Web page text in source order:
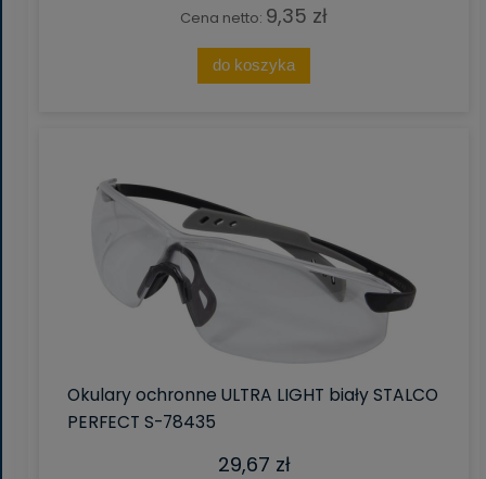
Cena netto: 9,35 zł
do koszyka
Okulary ochronne ULTRA LIGHT biały STALCO
PERFECT S-78435
29,67 zł